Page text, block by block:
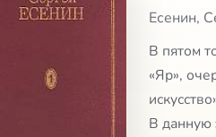
Есенин,
В пятом
«Яр»,
В данную